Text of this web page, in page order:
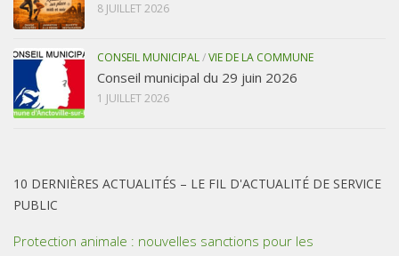
8 JUILLET 2026
CONSEIL MUNICIPAL/VIE DE LA COMMUNE
Conseil municipal du 29 juin 2026
1 JUILLET 2026
10 DERNIÈRES ACTUALITÉS – LE FIL D'ACTUALITÉ DE SERVICE
PUBLIC
Protection animale : nouvelles sanctions pour les